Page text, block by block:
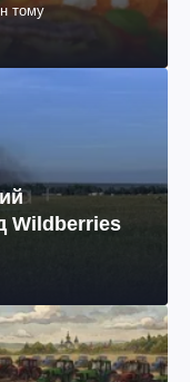
тому
Wildberries